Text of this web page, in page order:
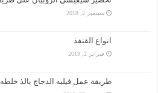
سبتمبر 2, 2018
انواع القنفذ
فبراير 2, 2019
طريقة عمل فيليه الدجاج بالذ خلطه